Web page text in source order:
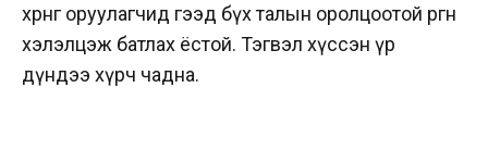
хөрөнгө оруулагчид гээд бүх талын оролцоотой өргөн
хэлэлцэж батлах ёстой. Тэгвэл хүссэн үр
дүндээ хүрч чадна.